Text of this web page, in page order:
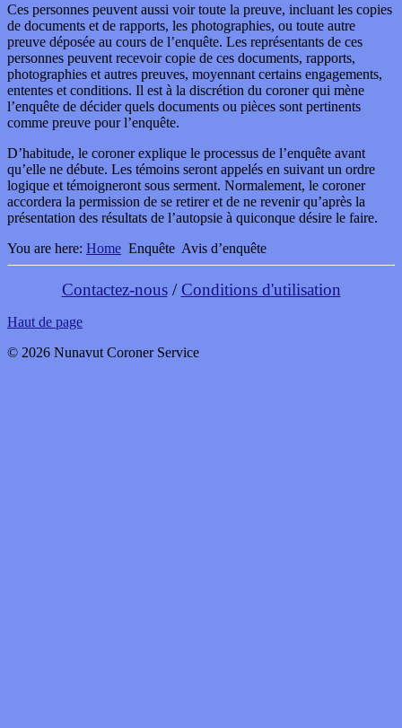
Ces personnes peuvent aussi voir toute la preuve, incluant les copies
de documents et de rapports, les photographies, ou toute autre
preuve déposée au cours de l’enquête. Les représentants de ces
personnes peuvent recevoir copie de ces documents, rapports,
photographies et autres preuves, moyennant certains engagements,
ententes et conditions. Il est à la discrétion du coroner qui mène
l’enquête de décider quels documents ou pièces sont pertinents
comme preuve pour l’enquête.
D’habitude, le coroner explique le processus de l’enquête avant
qu’elle ne débute. Les témoins seront appelés en suivant un ordre
logique et témoigneront sous serment. Normalement, le coroner
accordera la permission de se retirer et de ne revenir qu’après la
présentation des résultats de l’autopsie à quiconque désire le faire.
You are here: Home Enquête Avis d’enquête
Contactez-nous/Conditions d'utilisation
Haut de page
© 2026 Nunavut Coroner Service